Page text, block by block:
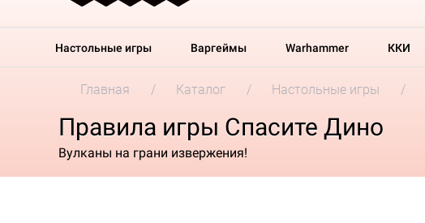
Настольные игры Варгеймы Warhammer ККИ
Главная Каталог Настольные игры
Правила игры Спасите Дино
Вулканы на грани извержения!